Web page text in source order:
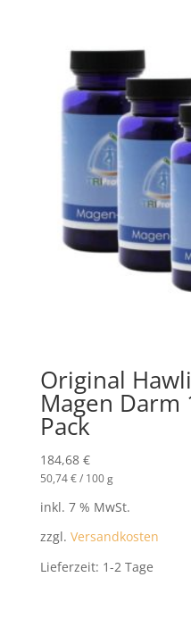
Original
Magen Darm
Pack
184,68 €
50,74€/ 100g
inkl. 7 % MwSt.
zzgl. Versandkosten
Lieferzeit: 1-2 Tage